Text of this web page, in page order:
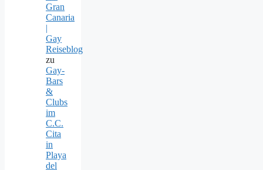
Gran
Canaria
|
Gay
Reiseblog
zu
Gay-
Bars
&
Clubs
im
C.C.
Cita
in
Playa
del